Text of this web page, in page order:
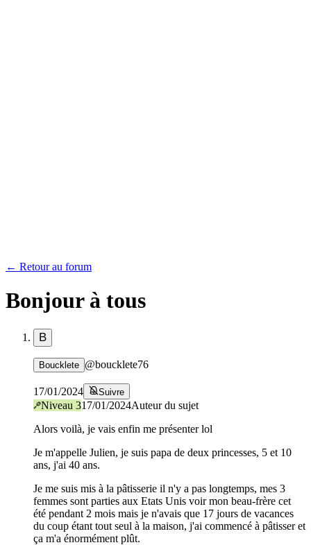
← Retour au forum
Bonjour à tous
B
Boucklete @boucklete76
17/01/2024 Suivre
Niveau 317/01/2024Auteur du sujet
Alors voilà, je vais enfin me présenter lol
Je m'appelle Julien, je suis papa de deux princesses, 5 et 10
ans, j'ai 40 ans.
Je me suis mis à la pâtisserie il n'y a pas longtemps, mes 3
femmes sont parties aux Etats Unis voir mon beau-frère cet
été pendant 2 mois mais je n'avais que 17 jours de vacances
du coup étant tout seul à la maison, j'ai commencé à pâtisser et
ça m'a énormément plût.